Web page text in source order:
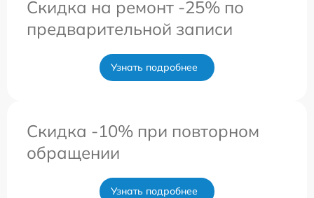
Скидка на ремонт -25% по
предварительной записи
Узнать подробнее
Скидка -10% при повторном
обращении
Узнать подробнее